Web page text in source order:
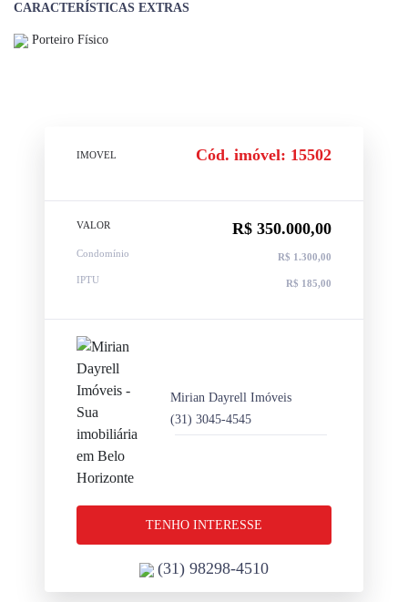
CARACTERÍSTICAS EXTRAS
Porteiro Físico
IMOVEL Cód. imóvel: 15502
VALOR R$ 350.000,00
Condomínio R$ 1.300,00
IPTU R$ 185,00
Mirian Dayrell Imóveis
(31) 3045-4545
TENHO INTERESSE
(31) 98298-4510